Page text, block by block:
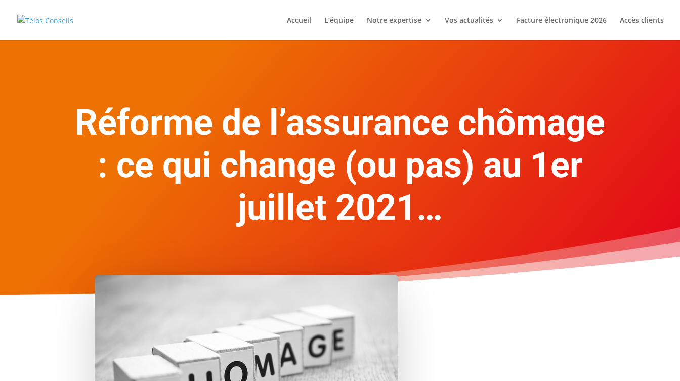
Accueil L’équipe Notre expertise Vos actualités Facture électronique 2026 Accès clients
Réforme de l’assurance chômage
: ce qui change (ou pas) au 1er
juillet 2021…